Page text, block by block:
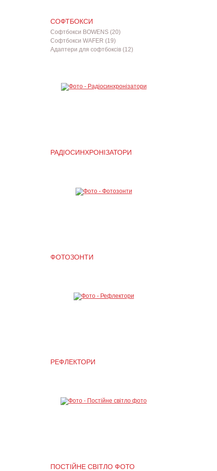
СОФТБОКСИ
Софтбокси BOWENS (20)
Софтбокси WAFER (19)
Адаптери для софтбоксів (12)
РАДІОСИНХРОНІЗАТОРИ
ФОТОЗОНТИ
РЕФЛЕКТОРИ
ПОСТІЙНЕ СВІТЛО ФОТО